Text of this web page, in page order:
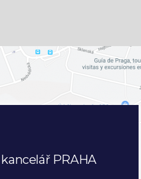
PRAHA